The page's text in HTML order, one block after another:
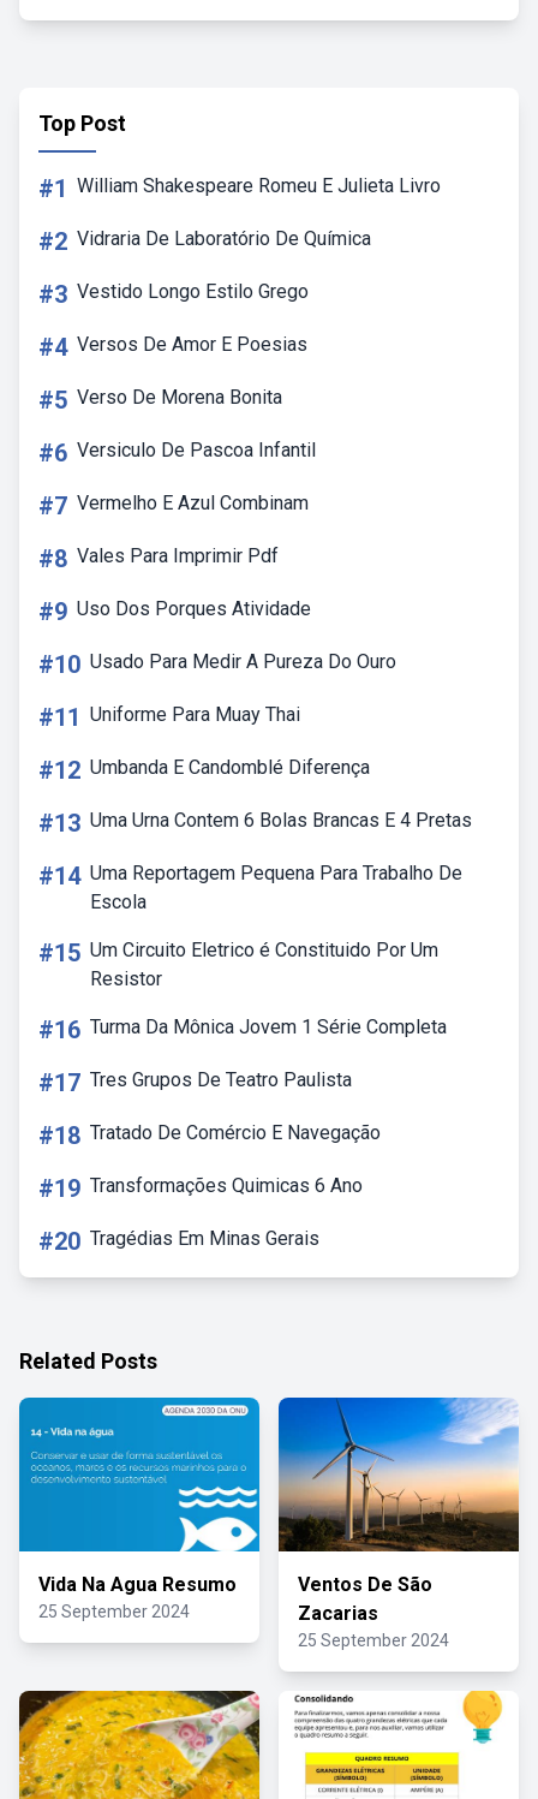
Top Post
#1 William Shakespeare Romeu E Julieta Livro
#2 Vidraria De Laboratório De Química
#3 Vestido Longo Estilo Grego
#4 Versos De Amor E Poesias
#5 Verso De Morena Bonita
#6 Versiculo De Pascoa Infantil
#7 Vermelho E Azul Combinam
#8 Vales Para Imprimir Pdf
#9 Uso Dos Porques Atividade
#10 Usado Para Medir A Pureza Do Ouro
#11 Uniforme Para Muay Thai
#12 Umbanda E Candomblé Diferença
#13 Uma Urna Contem 6 Bolas Brancas E 4 Pretas
#14 Uma Reportagem Pequena Para Trabalho De
Escola
#15 Um Circuito Eletrico é Constituido Por Um
Resistor
#16 Turma Da Mônica Jovem 1 Série Completa
#17 Tres Grupos De Teatro Paulista
#18 Tratado De Comércio E Navegação
#19 Transformações Quimicas 6 Ano
#20 Tragédias Em Minas Gerais
Related Posts
Vida Na Agua Resumo
25 September 2024
Ventos De São
Zacarias
25 September 2024